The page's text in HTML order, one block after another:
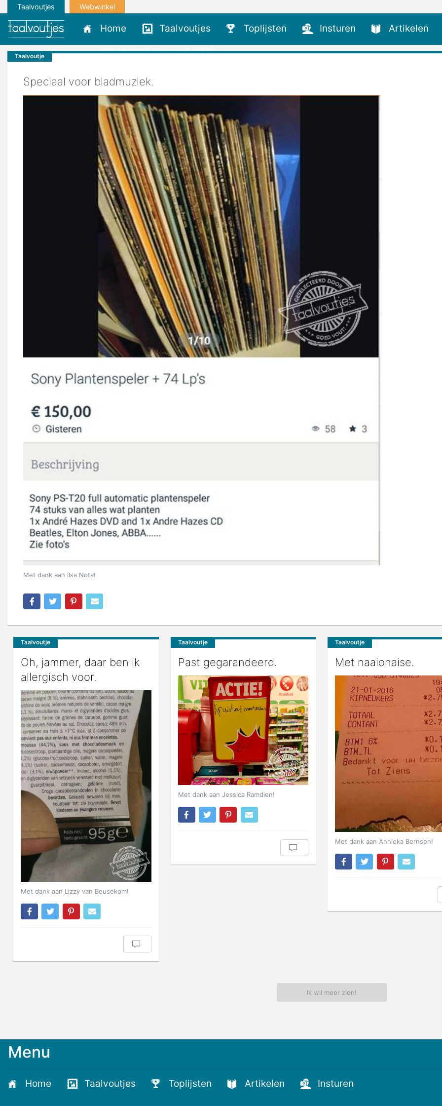
Taalvoutjes Webwinkel
Home Taalvoutjes Toplijsten Insturen Artikelen
Grappigste taalvout 2025
Taalvoutje
Speciaal voor bladmuziek.
Met dank aan Ilsa Nota!
Taalvoutje
Oh, jammer, daar ben ik
allergisch voor.
Met dank aan Lizzy van Beusekom!
Taalvoutje
Past gegarandeerd.
Met dank aan Jessica Ramdien!
Taalvoutje
Met naaionaise.
Met dank aan Annieka Bernsen!
Ik wil meer zien!
Meld
voor
Menu
Home Taalvoutjes Toplijsten Artikelen Insturen